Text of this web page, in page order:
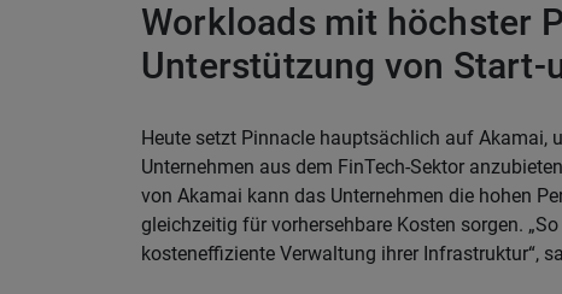
Workloads mit höchster
Unterstützung von Start-
Heute setzt Pinnacle hauptsächlich auf Akamai,
Unternehmen aus dem FinTech-Sektor
von Akamai kann das Unternehmen die hohen
gleichzeitig für vorhersehbare Kosten sorgen.
kosteneffiziente Verwaltung ihrer Infrastruktur“,